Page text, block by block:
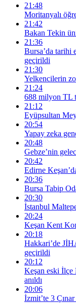
21:48
Moritanyalı
21:42
Bakan Tekin
21:36
Bursa’da tarihi
geçirildi
21:30
Yelkencilerin
21:24
688 milyon TL
21:12
Eyüpsultan
20:54
Yapay zeka
20:48
Gebze’nin
20:42
Edirne
20:36
Bursa Tabip
20:30
İstanbul
20:24
Keşan Kent
20:18
Hakkari’de
geçirildi
20:12
Keşan eski İlçe
anıldı
20:06
İzmit’te 3